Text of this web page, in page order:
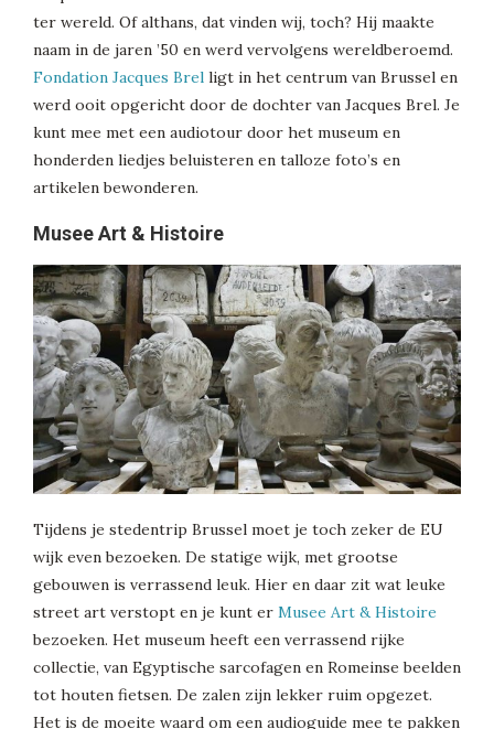
ter wereld. Of althans, dat vinden wij, toch? Hij maakte
naam in de jaren ’50 en werd vervolgens wereldberoemd.
Fondation Jacques Brel ligt in het centrum van Brussel en
werd ooit opgericht door de dochter van Jacques Brel. Je
kunt mee met een audiotour door het museum en
honderden liedjes beluisteren en talloze foto’s en
artikelen bewonderen.
Musee Art & Histoire
Tijdens je stedentrip Brussel moet je toch zeker de EU
wijk even bezoeken. De statige wijk, met grootse
gebouwen is verrassend leuk. Hier en daar zit wat leuke
street art verstopt en je kunt er Musee Art & Histoire
bezoeken. Het museum heeft een verrassend rijke
collectie, van Egyptische sarcofagen en Romeinse beelden
tot houten fietsen. De zalen zijn lekker ruim opgezet.
Het is de moeite waard om een audioguide mee te pakken